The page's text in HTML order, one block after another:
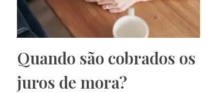
Quando são cobrados os
juros de mora?